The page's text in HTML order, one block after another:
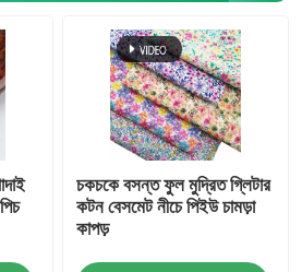
চকচকে বসন্ত ফুল মুদ্রিত গ্লিটার
কটন বেসমেট নীচে পিইউ চামড়া
কাপড়